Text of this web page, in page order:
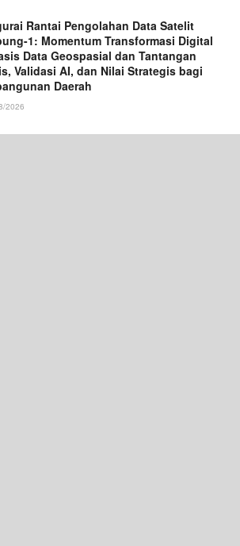
Rantai Pengolahan Data Satelit
1: Momentum Transformasi Digital
Data Geospasial dan Tantangan
Validasi AI, dan Nilai Strategis bagi
Daerah
2026
DWP Masa Bakti 2024–2029 se-